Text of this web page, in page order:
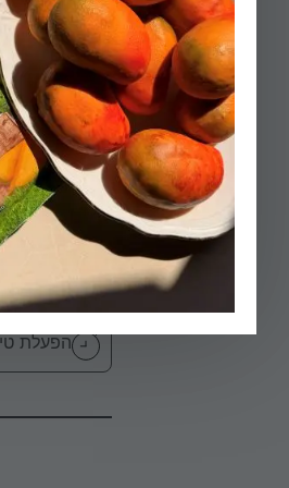
שהשעועית רכה
הפעלת טיימר
02.
ואופים כ 20 דקות עד שהגבינה נמסה. בוזקים אורגנו או פטרוזיליה ומגישים.
הפעלת טיימר